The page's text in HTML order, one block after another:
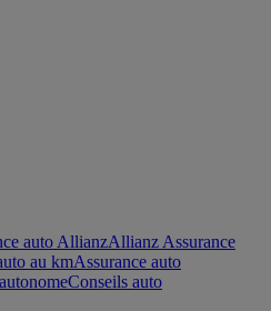
auto AllianzAllianz Assurance
au kmAssurance auto
Conseils auto